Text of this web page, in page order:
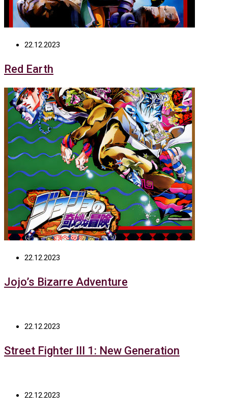
22.12.2023
Red Earth
22.12.2023
Jojo’s Bizarre Adventure
22.12.2023
Street Fighter III 1: New Generation
22.12.2023